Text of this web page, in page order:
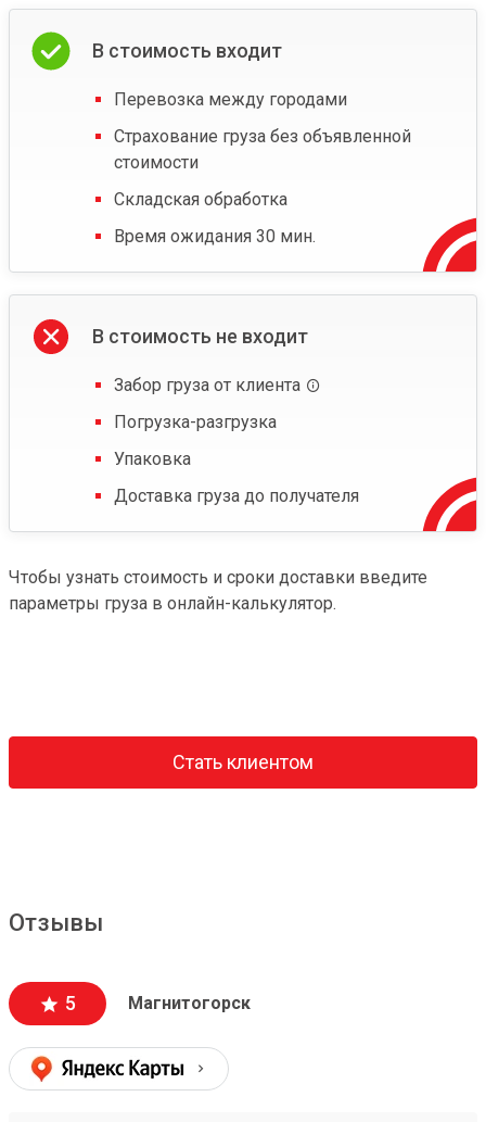
В стоимость входит
Перевозка между городами
Страхование груза без объявленной
стоимости
Складская обработка
Время ожидания 30 мин.
В стоимость не входит
Забор груза от клиента
Погрузка-разгрузка
Упаковка
Доставка груза до получателя
Чтобы узнать стоимость и сроки доставки введите
параметры груза в онлайн-калькулятор.
Стать клиентом
Отзывы
5 Магнитогорск